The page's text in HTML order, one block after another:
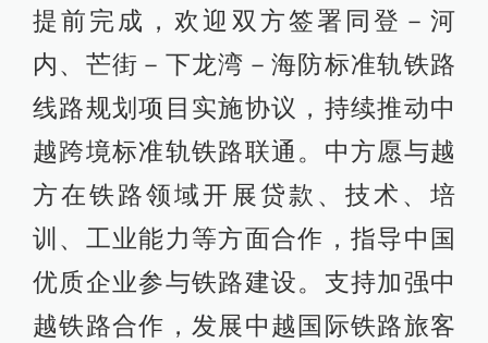
提前完成，欢迎双方签署同登－河
内、芒街－下龙湾－海防标准轨铁路
线路规划项目实施协议，持续推动中
越跨境标准轨铁路联通。中方愿与越
方在铁路领域开展贷款、技术、培
训、工业能力等方面合作，指导中国
优质企业参与铁路建设。支持加强中
越铁路合作，发展中越国际铁路旅客